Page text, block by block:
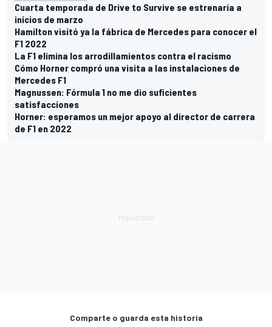
Cuarta temporada de Drive to Survive se estrenaría a
inicios de marzo
Hamilton visitó ya la fábrica de Mercedes para conocer el
F1 2022
La F1 elimina los arrodillamientos contra el racismo
Cómo Horner compró una visita a las instalaciones de
Mercedes F1
Magnussen: Fórmula 1 no me dio suficientes
satisfacciones
Horner: esperamos un mejor apoyo al director de carrera
de F1 en 2022
Comparte o guarda esta historia